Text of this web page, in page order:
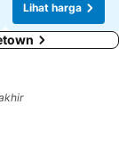
Lihat harga